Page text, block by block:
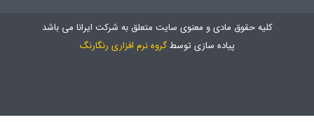
کلیه حقوق مادی و معنوی سایت متعلق به شرکت ایرانا می باشد
پیاده سازی توسطگروه نرم افزاری رنگارنگ